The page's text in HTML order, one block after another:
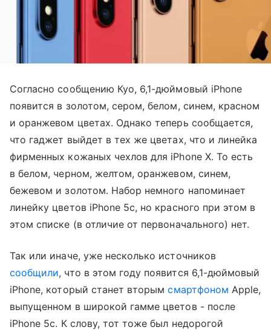
Согласно сообщению Куо, 6,1-дюймовый iPhone
появится в золотом, сером, белом, синем, красном
и оранжевом цветах. Однако теперь сообщается,
что гаджет выйдет в тех же цветах, что и линейка
фирменных кожаных чехлов для iPhone X. То есть
в белом, черном, желтом, оранжевом, синем,
бежевом и золотом. Набор немного напоминает
линейку цветов iPhone 5c, но красного при этом в
этом списке (в отличие от первоначального) нет.
Так или иначе, уже несколько источников
сообщили, что в этом году появится 6,1-дюймовый
iPhone, который станет вторымсмартфоном Apple,
выпущенном в широкой гамме цветов - после
iPhone 5c. К слову, тот тоже был недорогой